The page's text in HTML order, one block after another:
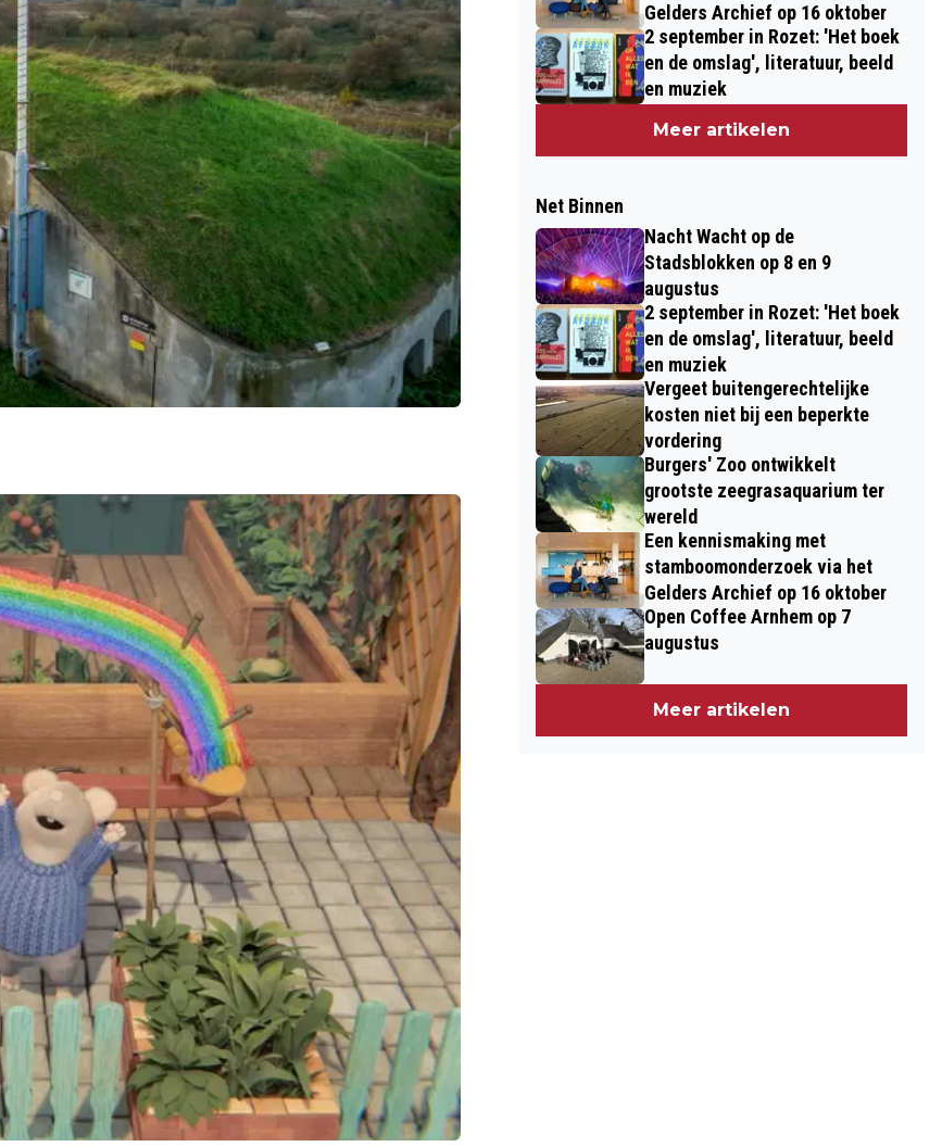
Gelders Archief op 16 oktober
2 september in Rozet: 'Het boek
en de omslag', literatuur, beeld
en muziek
Meer artikelen
Net Binnen
Nacht Wacht op de
Stadsblokken op 8 en 9
augustus
2 september in Rozet: 'Het boek
en de omslag', literatuur, beeld
en muziek
Vergeet buitengerechtelijke
kosten niet bij een beperkte
vordering
Burgers' Zoo ontwikkelt
grootste zeegrasaquarium ter
wereld
Een kennismaking met
stamboomonderzoek via het
Gelders Archief op 16 oktober
Open Coffee Arnhem op 7
augustus
Meer artikelen